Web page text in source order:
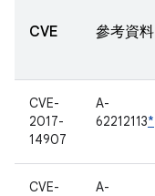
CVE 參考資料
CVE-
2017-
14907
A-
62212113*
CVE-
A-